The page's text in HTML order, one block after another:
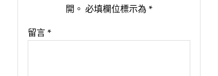
開。 必填欄位標示為 *
留言 *